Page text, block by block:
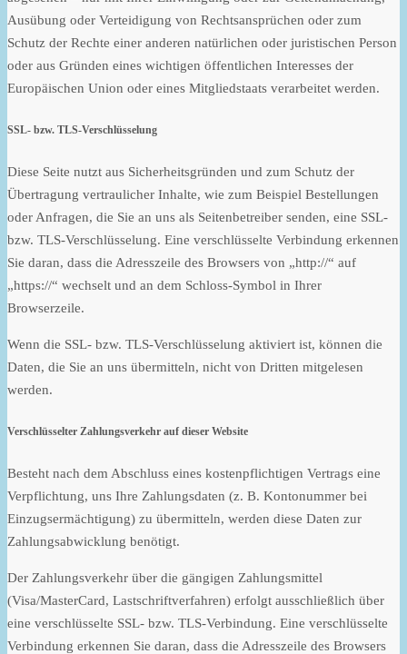
Ausübung oder Verteidigung von Rechtsansprüchen oder zum
Schutz der Rechte einer anderen natürlichen oder juristischen Person
oder aus Gründen eines wichtigen öffentlichen Interesses der
Europäischen Union oder eines Mitgliedstaats verarbeitet werden.
SSL- bzw. TLS-Verschlüsselung
Diese Seite nutzt aus Sicherheitsgründen und zum Schutz der
Übertragung vertraulicher Inhalte, wie zum Beispiel Bestellungen
oder Anfragen, die Sie an uns als Seitenbetreiber senden, eine SSL-
bzw. TLS-Verschlüsselung. Eine verschlüsselte Verbindung erkennen
Sie daran, dass die Adresszeile des Browsers von „http://“ auf
„https://“ wechselt und an dem Schloss-Symbol in Ihrer
Browserzeile.
Wenn die SSL- bzw. TLS-Verschlüsselung aktiviert ist, können die
Daten, die Sie an uns übermitteln, nicht von Dritten mitgelesen
werden.
Verschlüsselter Zahlungsverkehr auf dieser Website
Besteht nach dem Abschluss eines kostenpflichtigen Vertrags eine
Verpflichtung, uns Ihre Zahlungsdaten (z. B. Kontonummer bei
Einzugsermächtigung) zu übermitteln, werden diese Daten zur
Zahlungsabwicklung benötigt.
Der Zahlungsverkehr über die gängigen Zahlungsmittel
(Visa/MasterCard, Lastschriftverfahren) erfolgt ausschließlich über
eine verschlüsselte SSL- bzw. TLS-Verbindung. Eine verschlüsselte
Verbindung erkennen Sie daran, dass die Adresszeile des Browsers